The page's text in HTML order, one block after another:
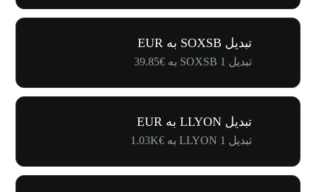
تبدیل SOXSB به EUR
تبدیل 1 SOXSB به €39.85
تبدیل LLYON به EUR
تبدیل 1 LLYON به €1.03K